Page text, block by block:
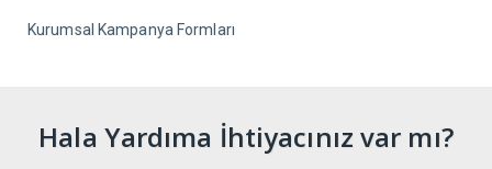
Kurumsal Kampanya Formları
Hala Yardıma İhtiyacınız var mı?